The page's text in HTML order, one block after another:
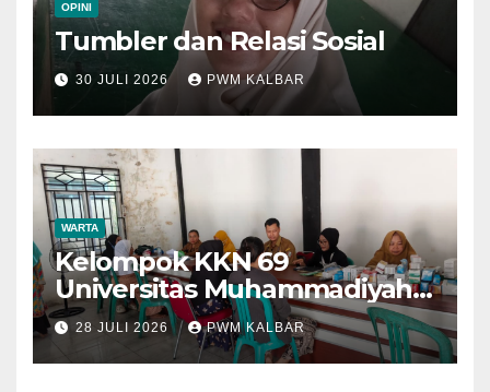
OPINI
Tumbler dan Relasi Sosial
30 JULI 2026 PWM KALBAR
WARTA
Kelompok KKN 69
Universitas Muhammadiyah
Pontianak Dibagi Dua Tim,
Cat Bangunan dan Dampingi
Pelayanan Posyandu Lansia
28 JULI 2026 PWM KALBAR